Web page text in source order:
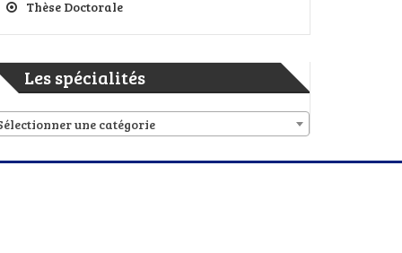
Thèse Doctorale
Les spécialités
une catégorie